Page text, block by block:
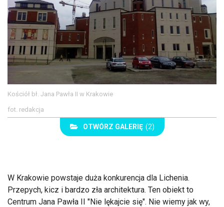
Kościół bł. Jana Pawła II w Krakowie
fot. redakcja
OTWÓRZ GALERIĘ (2)
W Krakowie powstaje duża konkurencja dla Lichenia.
Przepych, kicz i bardzo zła architektura. Ten obiekt to
Centrum Jana Pawła II "Nie lękajcie się". Nie wiemy jak wy,